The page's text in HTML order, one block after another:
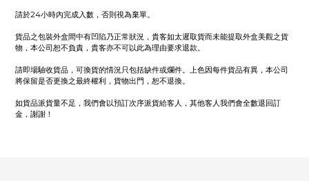
請於24小時內完成入數，否則視為棄單。
貨品之包裝外盒間中有凹陷乃正常狀況，貴客如太遲取貨而未能提取外盒美觀之貨
物，本公司恕不負責，貴客亦不可以此為理由要求退款。
請即場驗收貨品，可換貨的情況只包括缺件或爛件。上色因每件貨品有異，本公司
將保留是否更換之最終權利，貨物出門，恕不退換。
如貨品派貨量不足，我們會以預訂次序派貨給客人，其他客人我們會全數退回訂
金，謝謝！